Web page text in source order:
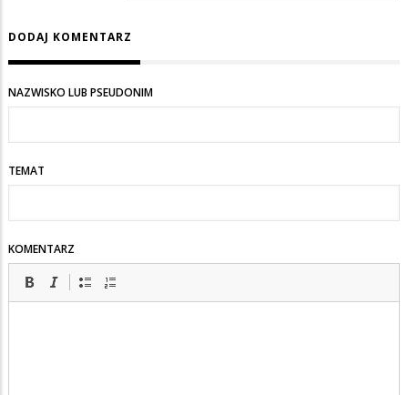
na
trosce
DODAJ KOMENTARZ
NAZWISKO LUB PSEUDONIM
TEMAT
KOMENTARZ